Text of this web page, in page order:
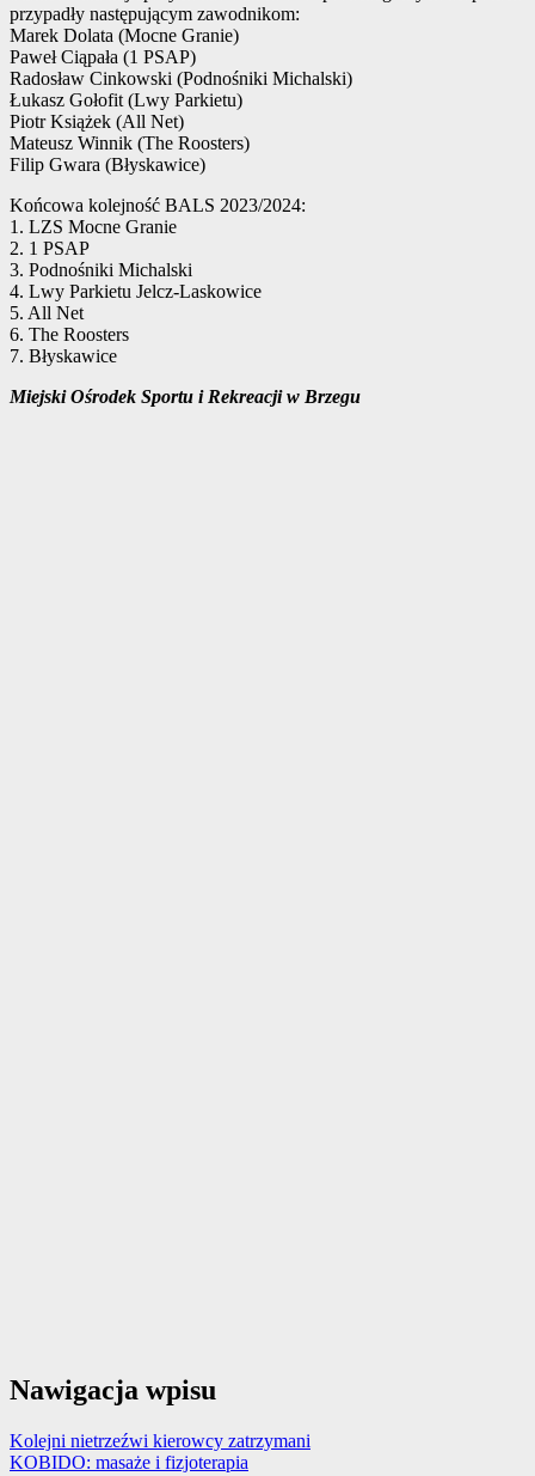
przypadły następującym zawodnikom:
Marek Dolata (Mocne Granie)
Paweł Ciąpała (1 PSAP)
Radosław Cinkowski (Podnośniki Michalski)
Łukasz Gołofit (Lwy Parkietu)
Piotr Książek (All Net)
Mateusz Winnik (The Roosters)
Filip Gwara (Błyskawice)
Końcowa kolejność BALS 2023/2024:
1. LZS Mocne Granie
2. 1 PSAP
3. Podnośniki Michalski
4. Lwy Parkietu Jelcz-Laskowice
5. All Net
6. The Roosters
7. Błyskawice
Miejski Ośrodek Sportu i Rekreacji w Brzegu
Nawigacja wpisu
Kolejni nietrzeźwi kierowcy zatrzymani
KOBIDO: masaże i fizjoterapia